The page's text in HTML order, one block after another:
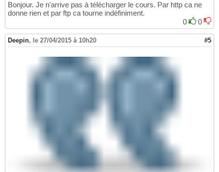
Bonjour. Je n'arrive pas à télécharger le cours. Par http ca ne
donne rien et par ftp ca tourne indéfiniment.
0
0
Deepin, le 27/04/2015 à 10h20 #5